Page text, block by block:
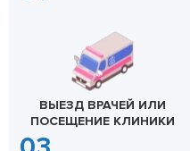
ВЫЕЗД ВРАЧЕЙ ИЛИ
ПОСЕЩЕНИЕ КЛИНИКИ